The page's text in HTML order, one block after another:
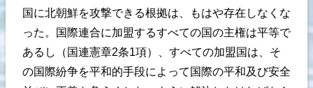
国に北朝鮮を攻撃できる根拠は、もはや存在しなくな
った。国際連合に加盟するすべての国の主権は平等で
あるし（国連憲章2条1項）、すべての加盟国は、そ
の国際紛争を平和的手段によって国際の平和及び安全